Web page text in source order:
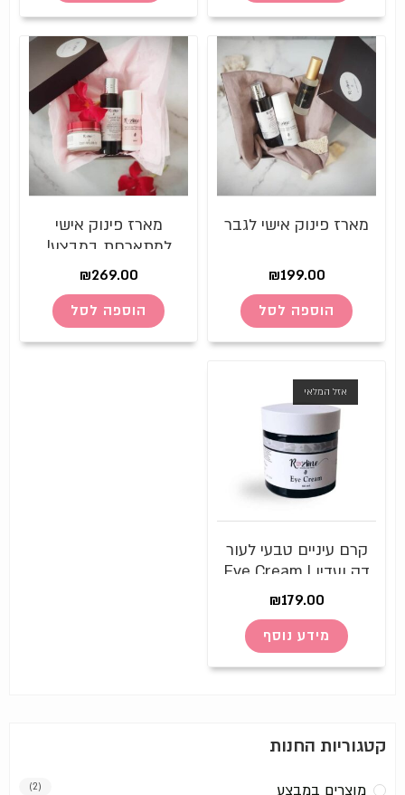
קטגוריות החנות
מוצרים במבצע (2)
מארז פינוק אישי לגבר
₪199.00
הוספה לסל
מארז פינוק אישי
למתארחת במבצע!
₪269.00
הוספה לסל
אזל המלאי
קרם עיניים טבעי לעור
דק ועדין | Eye Cream
₪179.00
מידע נוסף